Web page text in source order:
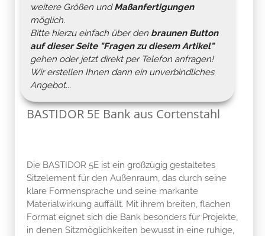
weitere Größen undMaßanfertigungen
möglich.
Bitte hierzu einfach über den braunen Button
auf dieser Seite "Fragen zu diesem Artikel"
gehen oder jetzt direkt per Telefon anfragen!
Wir erstellen Ihnen dann ein unverbindliches
Angebot...
BASTIDOR 5E Bank aus Cortenstahl
Die BASTIDOR 5E ist ein großzügig gestaltetes
Sitzelement für den Außenraum, das durch seine
klare Formensprache und seine markante
Materialwirkung auffällt. Mit ihrem breiten, flachen
Format eignet sich die Bank besonders für Projekte,
in denen Sitzmöglichkeiten bewusst in eine ruhige,